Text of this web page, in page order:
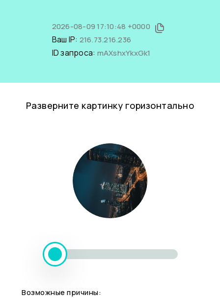
2026-08-09 17:10:48 +0000
Ваш IP: 216.73.216.236
ID запроса: mAXshxYkxGk1
Разверните картинку горизонтально
Возможные причины: